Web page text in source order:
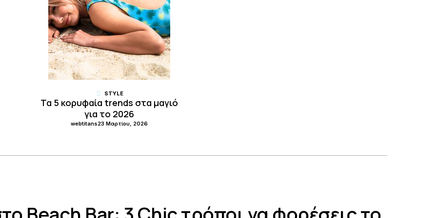
STYLE
Τα 5 κορυφαία trends στα μαγιό
για το 2026
webtitans23 Μαρτίου, 2026